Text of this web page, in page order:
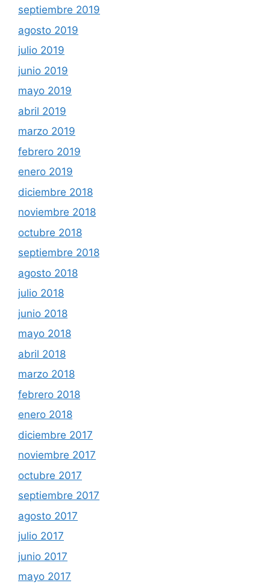
septiembre 2019
agosto 2019
julio 2019
junio 2019
mayo 2019
abril 2019
marzo 2019
febrero 2019
enero 2019
diciembre 2018
noviembre 2018
octubre 2018
septiembre 2018
agosto 2018
julio 2018
junio 2018
mayo 2018
abril 2018
marzo 2018
febrero 2018
enero 2018
diciembre 2017
noviembre 2017
octubre 2017
septiembre 2017
agosto 2017
julio 2017
junio 2017
mayo 2017